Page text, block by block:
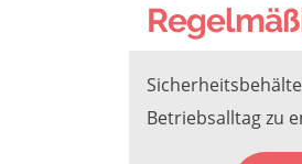
Betriebsalltag zu